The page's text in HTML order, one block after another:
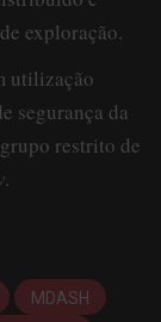
exploração.
utilização
segurança da
restrito de
.
MDASH